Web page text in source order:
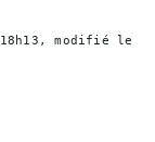
, modifié le